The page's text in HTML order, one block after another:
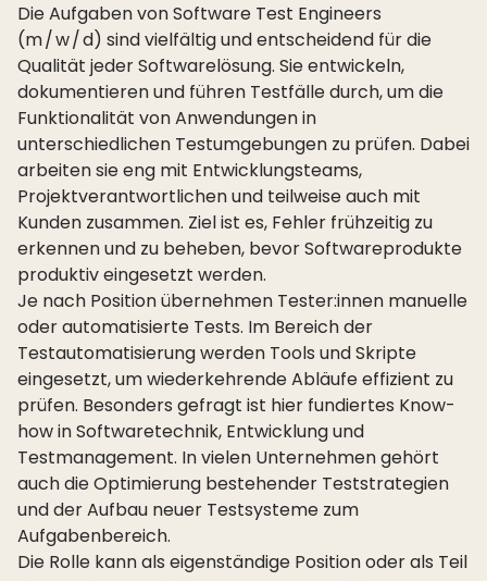
Die Aufgaben von Software Test Engineers
(m / w / d) sind vielfältig und entscheidend für die
Qualität jeder Softwarelösung. Sie entwickeln,
dokumentieren und führen Testfälle durch, um die
Funktionalität von Anwendungen in
unterschiedlichen Testumgebungen zu prüfen. Dabei
arbeiten sie eng mit Entwicklungsteams,
Projektverantwortlichen und teilweise auch mit
Kunden zusammen. Ziel ist es, Fehler frühzeitig zu
erkennen und zu beheben, bevor Softwareprodukte
produktiv eingesetzt werden.
Je nach Position übernehmen Tester:innen manuelle
oder automatisierte Tests. Im Bereich der
Testautomatisierung werden Tools und Skripte
eingesetzt, um wiederkehrende Abläufe effizient zu
prüfen. Besonders gefragt ist hier fundiertes Know-
how in Softwaretechnik, Entwicklung und
Testmanagement. In vielen Unternehmen gehört
auch die Optimierung bestehender Teststrategien
und der Aufbau neuer Testsysteme zum
Aufgabenbereich.
Die Rolle kann als eigenständige Position oder als Teil